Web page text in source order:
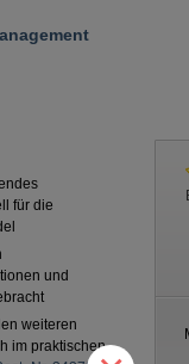
für die
und
weiteren
im praktischen